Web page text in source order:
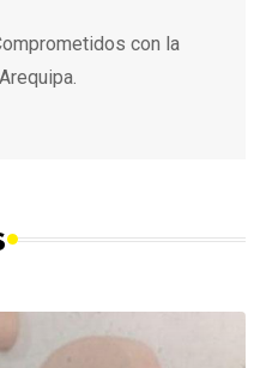
con la